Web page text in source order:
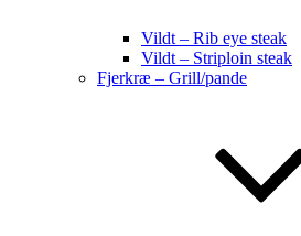
Vildt – Rib eye steak
Vildt – Striploin steak
Fjerkræ – Grill/pande